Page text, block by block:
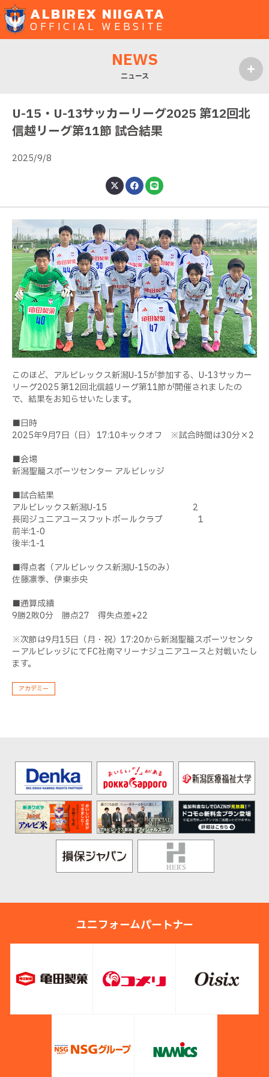
ALBIREX NIIGATA
OFFICIAL WEBSITE
NEWS
ニュース
U-15・U-13サッカーリーグ2025 第12回北
信越リーグ第11節 試合結果
2025/9/8
このほど、アルビレックス新潟U-15が参加する、U-13サッカー
リーグ2025 第12回北信越リーグ第11節が開催されましたの
で、結果をお知らせいたします。
■日時
2025年9月7日（日） 17:10キックオフ ※試合時間は30分×2
■会場
新潟聖籠スポーツセンター アルビレッジ
■試合結果
アルビレックス新潟U-15 2
長岡ジュニアユースフットボールクラブ 1
前半:1-0
後半:1-1
■得点者（アルビレックス新潟U-15のみ）
佐藤凛季、伊東歩央
■通算成績
9勝2敗0分 勝点27 得失点差+22
※次節は9月15日（月・祝）17:20から新潟聖籠スポーツセンタ
ーアルビレッジにてFC社南マリーナジュニアユースと対戦いたし
ます。
アカデミー
ユニフォームパートナー